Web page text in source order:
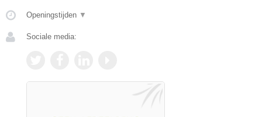
Openingstijden ▼
Sociale media: